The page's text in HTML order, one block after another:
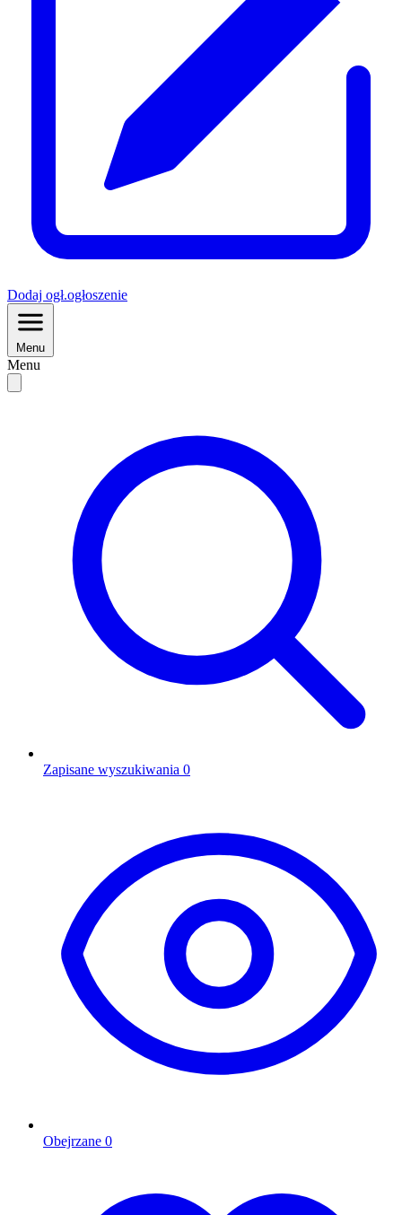
Dodaj ogł.ogłoszenie
Menu
Menu
Zapisane wyszukiwania 0
Obejrzane 0